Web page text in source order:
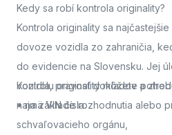
Kedy sa robí kontrola originality?
Kontrola originality sa
dovoze vozidla zo zahraničia,
do evidencie na Slovensku. Jej
vozidla, pravosť dokladov a
najmä VIN čísla.
Kontrolu originality môžete
• na základe rozhodnutia alebo
schvaľovacieho orgánu,